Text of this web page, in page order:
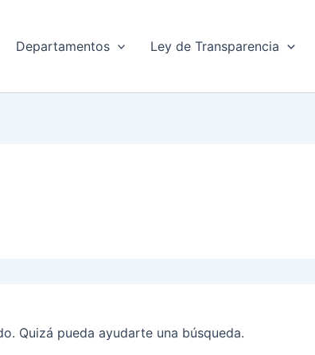
Departamentos Ley de Transparencia
Quizá pueda ayudarte una búsqueda.